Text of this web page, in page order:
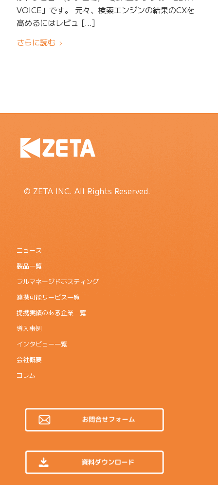
VOICE」です。 元々、検索エンジンの結果のCXを
高めるにはレビュ […]
さらに読む
© ZETA INC. All Rights Reserved.
ニュース
製品一覧
フルマネージドホスティング
連携可能サービス一覧
提携実績のある企業一覧
導入事例
インタビュー一覧
会社概要
コラム